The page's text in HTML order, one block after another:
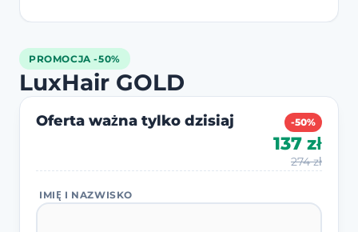
PROMOCJA -50%
LuxHair GOLD
Oferta ważna tylko dzisiaj -50%
137 zł
274 zł
IMIĘ I NAZWISKO